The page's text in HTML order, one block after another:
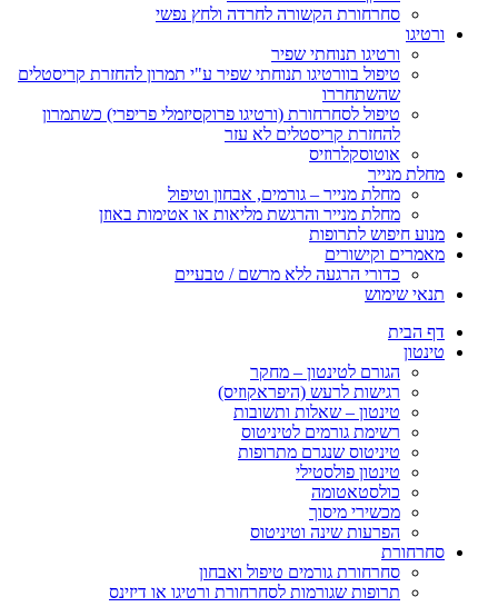
סחרחורת הקשורה לחרדה ולחץ נפשי
ורטיגו
ורטיגו תנוחתי שפיר
טיפול בוורטיגו תנוחתי שפיר ע"י תמרון להחזרת קריסטלים
שהשתחררו
טיפול לסחרחורת (ורטיגו פרוקסיזמלי פריפרי) כשתמרון
להחזרת קריסטלים לא עזר
אוטוסקלרוזיס
מחלת מנייר
מחלת מנייר – גורמים, אבחון וטיפול
מחלת מנייר והרגשת מליאות או אטימות באוזן
מנוע חיפוש לתרופות
מאמרים וקישורים
כדורי הרגעה ללא מרשם / טבעיים
תנאי שימוש
דף הבית
טינטון
הגורם לטינטון – מחקר
רגישות לרעש (היפראקוזיס)
טינטון – שאלות ותשובות
רשימת גורמים לטיניטוס
טיניטוס שנגרם מתרופות
טינטון פולסטילי
כולסטאטומה
מכשירי מיסוך
הפרעות שינה וטיניטוס
סחרחורת
סחרחורת גורמים טיפול ואבחון
תרופות שגורמות לסחרחורת ורטיגו או דיזינס